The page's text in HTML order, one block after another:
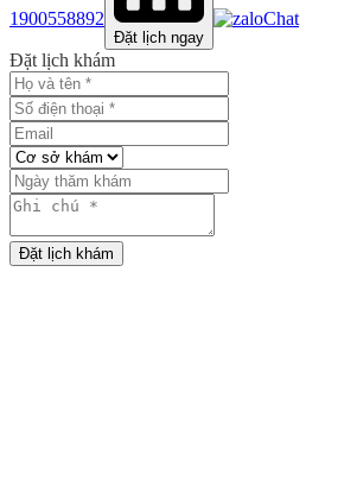
1900558892
Đặt lịch ngay
Chat
Đặt lịch khám
Đặt lịch khám